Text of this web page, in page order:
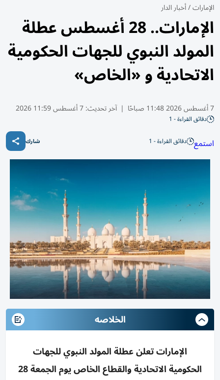
الإمارات/أخبار الدار
الإمارات.. 28 أغسطس عطلة
المولد النبوي للجهات الحكومية
الاتحادية و «الخاص»
7 أغسطس 2026 11:48 صباحًا | آخر تحديث:7 أغسطس 11:59 2026
دقائق القراءة - 1
استمع دقائق القراءة - 1 شارك
الخلاصه
الإمارات تعلن عطلة المولد النبوي للجهات
الحكومية الاتحادية والقطاع الخاص يوم الجمعة 28